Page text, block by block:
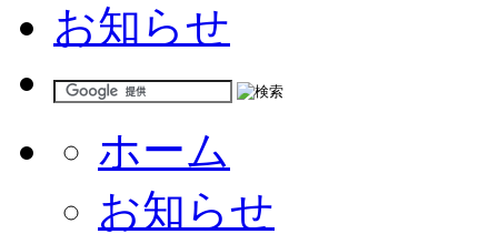
お知らせ
ホーム
お知らせ